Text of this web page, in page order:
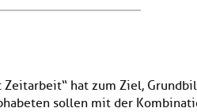
Zeitarbeit“ hat zum Ziel,
sollen mit der